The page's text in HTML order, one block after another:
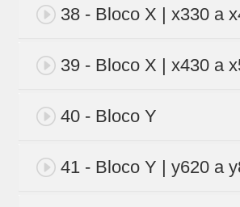
38 - Bloco X | x330 a
39 - Bloco X | x430 a
40 - Bloco Y
41 - Bloco Y | y620 a